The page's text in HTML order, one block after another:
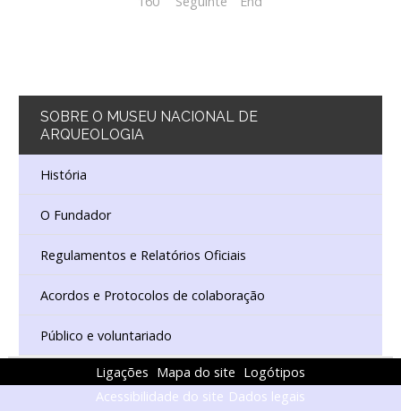
SOBRE O MUSEU NACIONAL DE
ARQUEOLOGIA
História
O Fundador
Regulamentos e Relatórios Oficiais
Acordos e Protocolos de colaboração
Público e voluntariado
Ligações Mapa do site Logótipos
Acessibilidade do site Dados legais